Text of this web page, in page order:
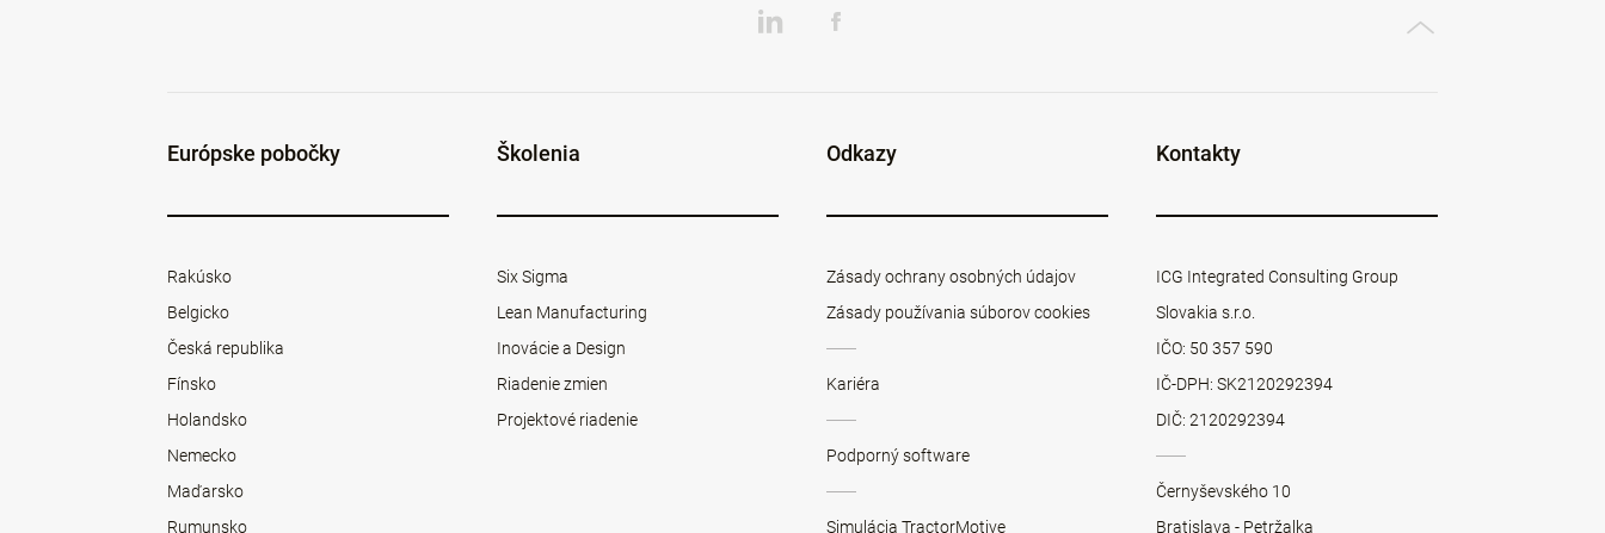
Európske pobočky
Rakúsko
Belgicko
Česká republika
Fínsko
Holandsko
Nemecko
Maďarsko
Rumunsko
Školenia
Six Sigma
Lean Manufacturing
Inovácie a Design
Riadenie zmien
Projektové riadenie
Odkazy
Zásady ochrany osobných údajov
Zásady používania súborov cookies
Kariéra
Podporný software
Simulácia TractorMotive
Kontakty
ICG Integrated Consulting Group
Slovakia s.r.o.
IČO: 50 357 590
IČ-DPH: SK2120292394
DIČ: 2120292394
Černyševského 10
Bratislava - Petržalka